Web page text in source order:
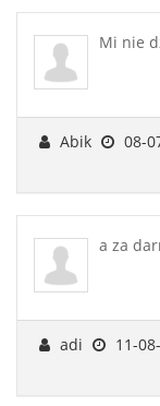
Mi nie
Abik
08-
a za
adi
11-